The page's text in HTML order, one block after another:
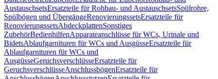
AustauschsetsErsatzteile für Rohbau- und AustauschsetsSpülrohre,
Spülbögen und ÜbergängeRenovierungssetsErsatzteile für
RenovierungssetsAbdeckplattenSonstiges
ZubehörBedienhilfenApparateanschlüsse für WCs, Urinale und
BidetsAblaufgarnituren für WCs und AusgüsseErsatzteile für
Ablaufgarnituren für WCs und
AusgüsseGeruchsverschlüsseErsatzteile für
GeruchsverschlüsseAnschlussbögenErsatzteile für